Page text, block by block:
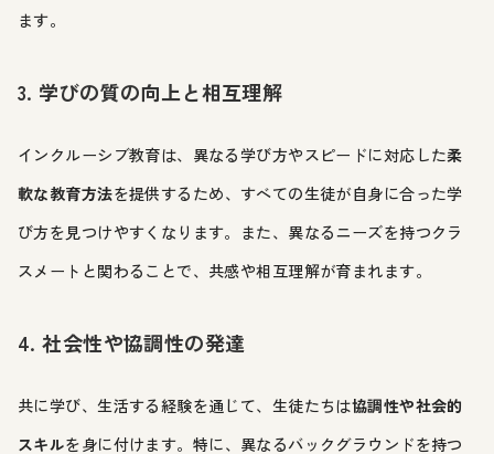
ます。
3. 学びの質の向上と相互理解
インクルーシブ教育は、異なる学び方やスピードに対応した柔
軟な教育方法を提供するため、すべての生徒が自身に合った学
び方を見つけやすくなります。また、異なるニーズを持つクラ
スメートと関わることで、共感や相互理解が育まれます。
4. 社会性や協調性の発達
共に学び、生活する経験を通じて、生徒たちは協調性や社会的
スキルを身に付けます。特に、異なるバックグラウンドを持つ